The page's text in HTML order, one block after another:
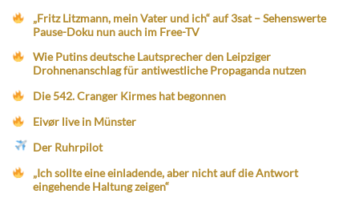
„Fritz Litzmann, mein Vater und ich“ auf 3sat – Sehenswerte
Pause-Doku nun auch im Free-TV
Wie Putins deutsche Lautsprecher den Leipziger
Drohnenanschlag für antiwestliche Propaganda nutzen
Die 542. Cranger Kirmes hat begonnen
Eivør live in Münster
Der Ruhrpilot
„Ich sollte eine einladende, aber nicht auf die Antwort
eingehende Haltung zeigen“